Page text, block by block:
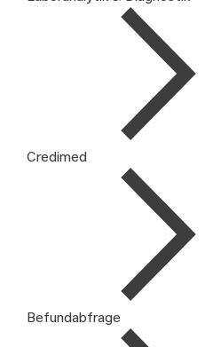
Credimed
Befundabfrage